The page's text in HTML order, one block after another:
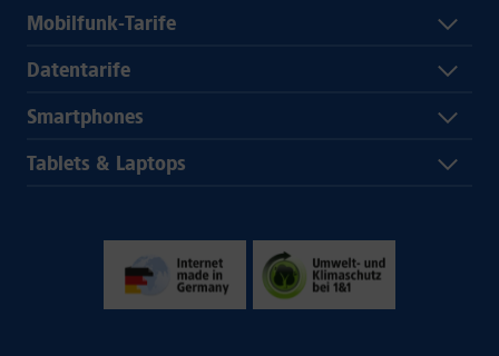
Mobilfunk-Tarife
Datentarife
Smartphones
Tablets & Laptops